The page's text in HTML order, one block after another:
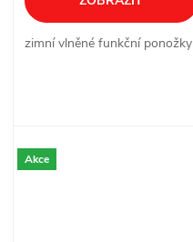
zimní vlněné funkční ponožky
Akce